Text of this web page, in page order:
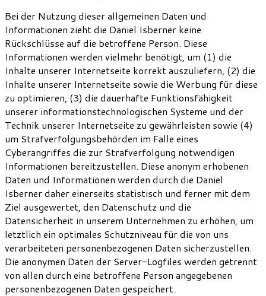
Bei der Nutzung dieser allgemeinen Daten und
Informationen zieht die Daniel Isberner keine
Rückschlüsse auf die betroffene Person. Diese
Informationen werden vielmehr benötigt, um (1) die
Inhalte unserer Internetseite korrekt auszuliefern, (2) die
Inhalte unserer Internetseite sowie die Werbung für diese
zu optimieren, (3) die dauerhafte Funktionsfähigkeit
unserer informationstechnologischen Systeme und der
Technik unserer Internetseite zu gewährleisten sowie (4)
um Strafverfolgungsbehörden im Falle eines
Cyberangriffes die zur Strafverfolgung notwendigen
Informationen bereitzustellen. Diese anonym erhobenen
Daten und Informationen werden durch die Daniel
Isberner daher einerseits statistisch und ferner mit dem
Ziel ausgewertet, den Datenschutz und die
Datensicherheit in unserem Unternehmen zu erhöhen, um
letztlich ein optimales Schutzniveau für die von uns
verarbeiteten personenbezogenen Daten sicherzustellen.
Die anonymen Daten der Server-Logfiles werden getrennt
von allen durch eine betroffene Person angegebenen
personenbezogenen Daten gespeichert.